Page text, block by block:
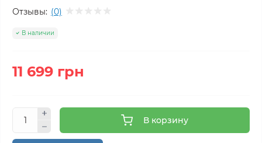
Отзывы: (0)
В наличии
11 699 грн
В корзину